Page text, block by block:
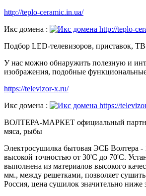
http://teplo-ceramic.in.ua/
Икс домена :
Подбор LED-телевизоров, приставок,
У нас можно обнаружить полезную и
изображения, подобные
https://televizor-x.ru/
Икс домена :
ВОЛТЕРА-МАРКЕТ официальный партнет
мяса, рыбы
Электросушилка бытовая ЭСБ Волтера -
высокой точностью от 30'C до 70'C.
выполнена из материалов высокого
мм., между решетками, позволяет
Россия, цена сушилок значительно